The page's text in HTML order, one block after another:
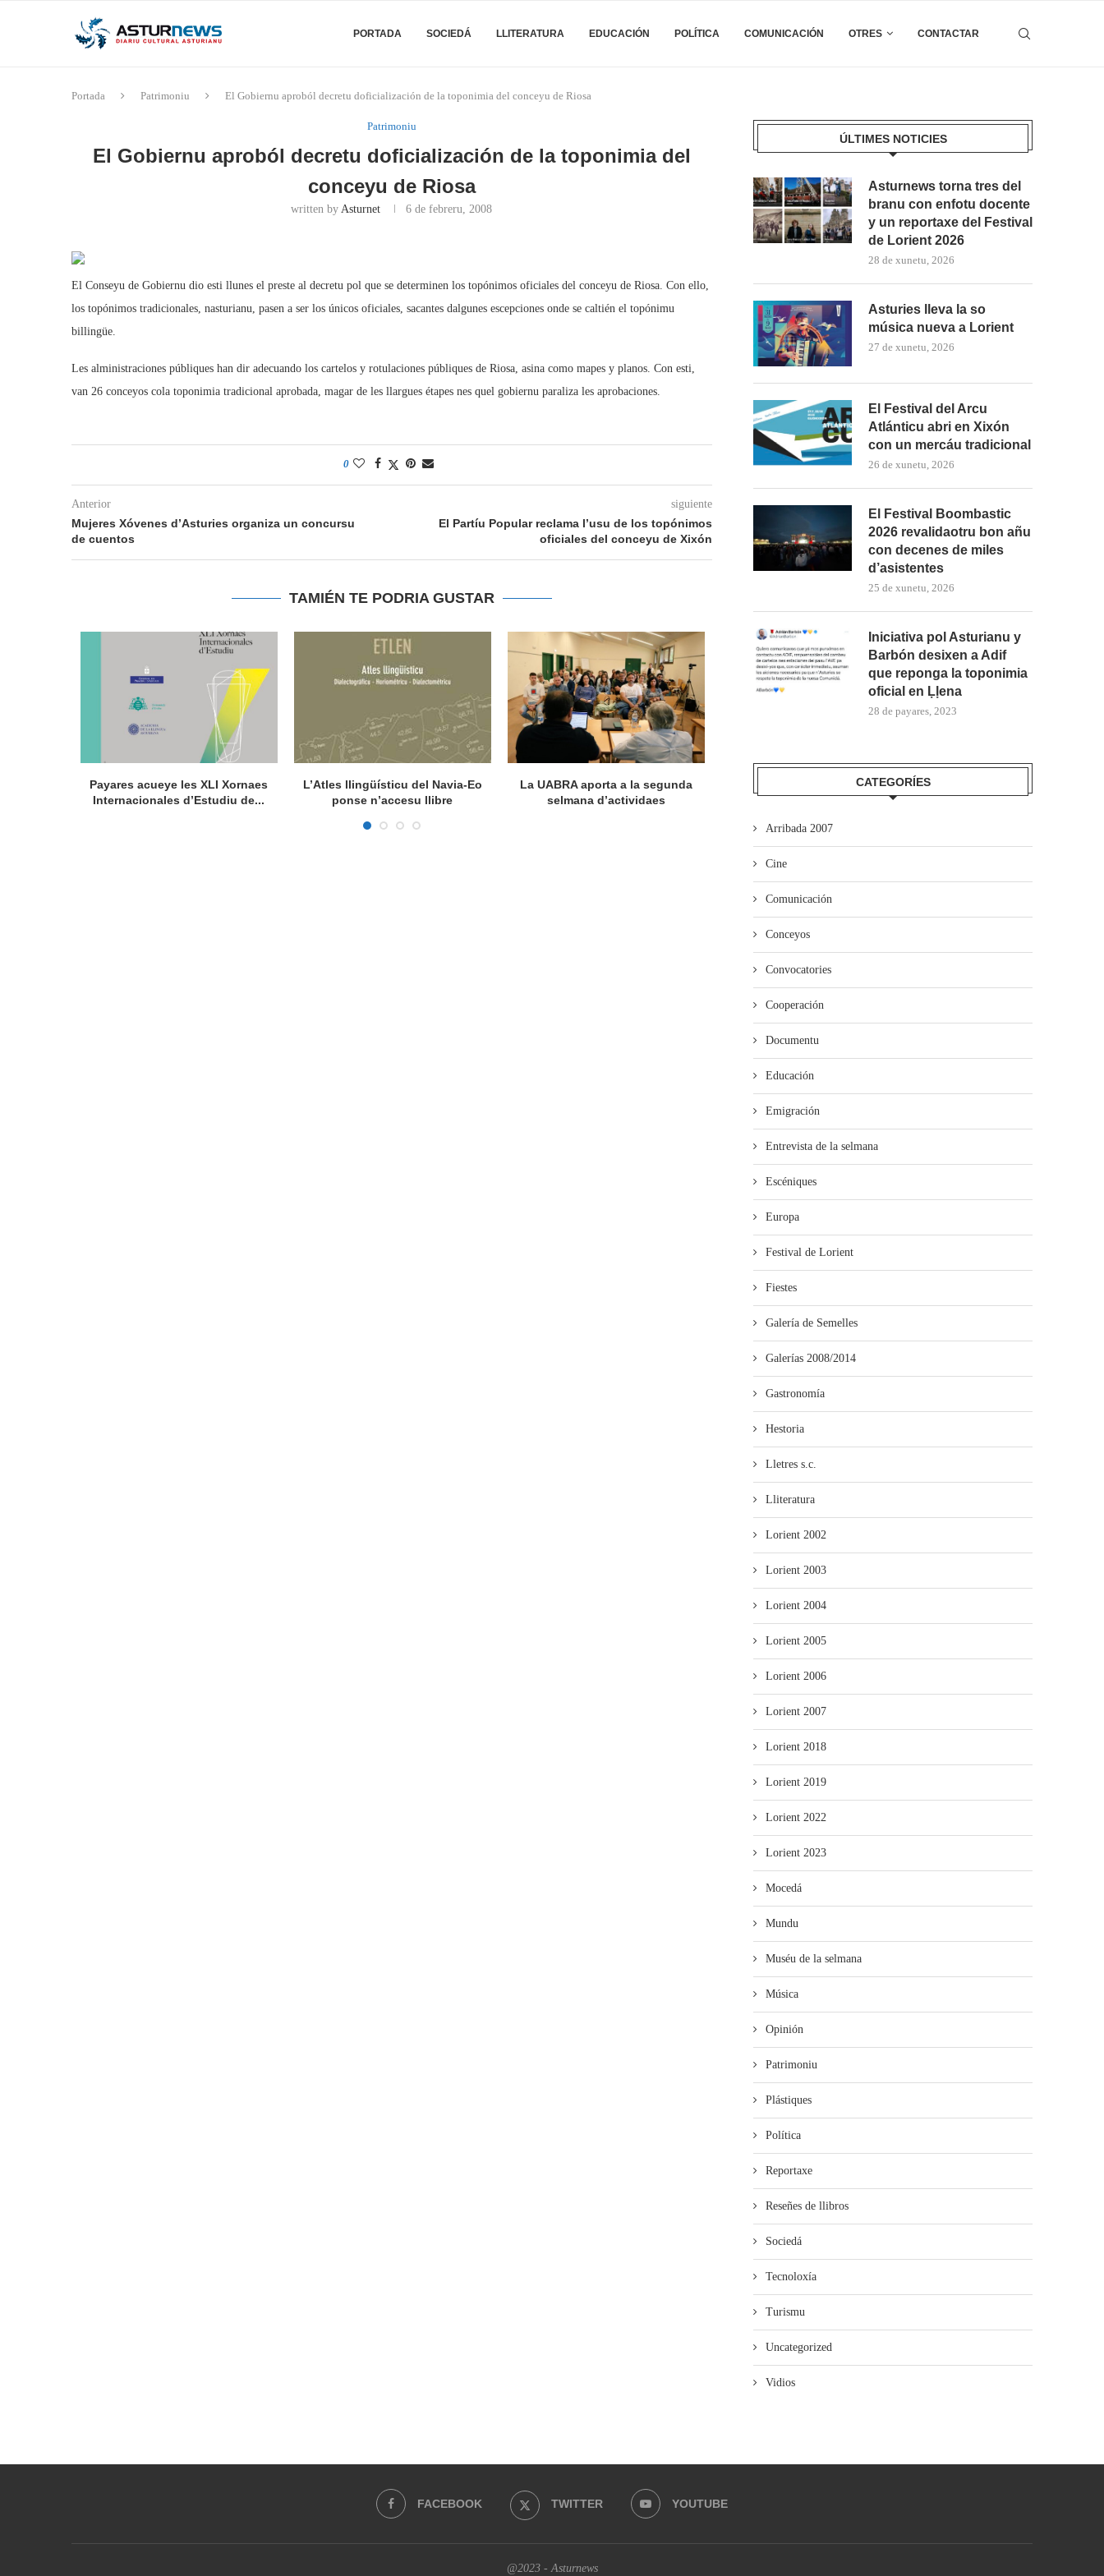
PORTADA SOCIEDÁ LLITERATURA EDUCACIÓN POLÍTICA COMUNICACIÓN OTRES CONTACTAR
Portada Patrimoniu El Gobiernu aproból decretu doficialización de la toponimia del conceyu de Riosa
Patrimoniu
El Gobiernu aproból decretu doficialización de la toponimia del
conceyu de Riosa
written byAsturnet 6 de febreru, 2008
El Conseyu de Gobiernu dio esti llunes el preste al decretu pol que se determinen los topónimos oficiales del conceyu de Riosa. Con ello,
los topónimos tradicionales, nasturianu, pasen a ser los únicos oficiales, sacantes dalgunes escepciones onde se caltién el topónimu
billingüe.
Les alministraciones públiques han dir adecuando los cartelos y rotulaciones públiques de Riosa, asina como mapes y planos. Con esti,
van 26 conceyos cola toponimia tradicional aprobada, magar de les llargues étapes nes quel gobiernu paraliza les aprobaciones.
0
Anterior
Mujeres Xóvenes d’Asturies organiza un concursu
de cuentos
siguiente
El Partíu Popular reclama l’usu de los topónimos
oficiales del conceyu de Xixón
TAMIÉN TE PODRIA GUSTAR
Payares acueye les XLI Xornaes
Internacionales d’Estudiu de...
L’Atles llingüísticu del Navia-Eo
ponse n’accesu llibre
La UABRA aporta a la segunda
selmana d’actividaes
Mieres pon en marcha’l programa
de visites al...
La Guerra Civil protagoniza
esposición n’El Coto
ÚLTIMES NOTICIES
Asturnews torna tres del
branu con enfotu docente
y un reportaxe del Festival
de Lorient 2026
28 de xunetu, 2026
Asturies lleva la so
música nueva a Lorient
27 de xunetu, 2026
El Festival del Arcu
Atlánticu abri en Xixón
con un mercáu tradicional
26 de xunetu, 2026
El Festival Boombastic
2026 revalidaotru bon añu
con decenes de miles
d’asistentes
25 de xunetu, 2026
Iniciativa pol Asturianu y
Barbón desixen a Adif
que reponga la toponimia
oficial en Ḷḷena
28 de payares, 2023
CATEGORÍES
Arribada 2007
Cine
Comunicación
Conceyos
Convocatories
Cooperación
Documentu
Educación
Emigración
Entrevista de la selmana
Escéniques
Europa
Festival de Lorient
Fiestes
Galería de Semelles
Galerías 2008/2014
Gastronomía
Hestoria
Lletres s.c.
Lliteratura
Lorient 2002
Lorient 2003
Lorient 2004
Lorient 2005
Lorient 2006
Lorient 2007
Lorient 2018
Lorient 2019
Lorient 2022
Lorient 2023
Mocedá
Mundu
Muséu de la selmana
Música
Opinión
Patrimoniu
Plástiques
Política
Reportaxe
Reseñes de llibros
Sociedá
Tecnoloxía
Turismu
Uncategorized
Vidios
FACEBOOK TWITTER YOUTUBE
@2023 - Asturnews